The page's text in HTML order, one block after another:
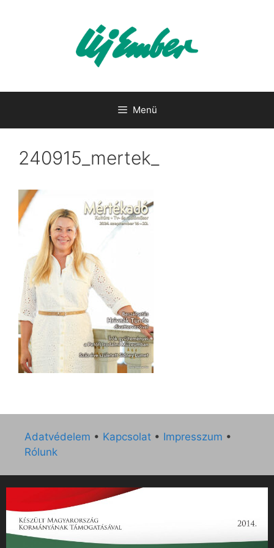
Menü
240915_mertek_
Adatvédelem • Kapcsolat • Impresszum •
Rólunk